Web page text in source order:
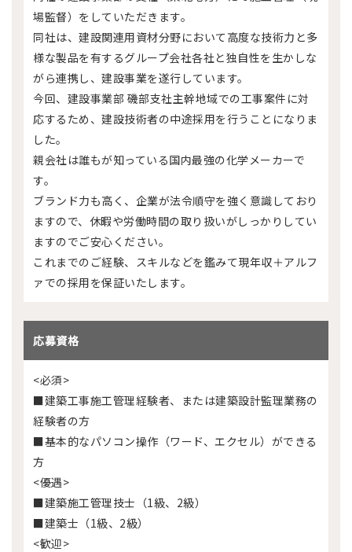
場監督）をしていただきます。
同社は、建設関連用資材分野において高度な技術力と多
様な製品を有するグループ会社各社と独自性を生かしな
がら連携し、建設事業を遂行しています。
今回、建設事業部 磯部支社主幹地域での工事案件に対
応するため、建設技術者の中途採用を行うことになりま
した。
親会社は誰もが知っている国内最強の化学メーカーで
す。
ブランド力も高く、企業が法令順守を強く意識しており
ますので、休暇や労働時間の取り扱いがしっかりしてい
ますのでご安心ください。
これまでのご経験、スキルなどを鑑みて現年収＋アルフ
ァでの採用を保証いたします。
応募資格
<必須>
■建築工事施工管理経験者、または建築設計監理業務の
経験者の方
■基本的なパソコン操作（ワード、エクセル）ができる
方
<優遇>
■建築施工管理技士（1級、2級）
■建築士（1級、2級）
<歓迎>